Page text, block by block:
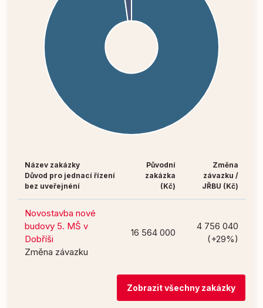
Název zakázky
Důvod pro jednací řízení
bez uveřejnéní
Původní
zakázka
(Kč)
Změna
závazku /
JŘBU (Kč)
Novostavba nové
budovy 5. MŠ v
Dobříši
Změna závazku
16 564 000
4 756 040
(+29%)
Zobrazit všechny zakázky